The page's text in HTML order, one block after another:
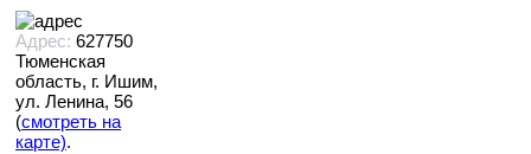
Адрес: 627750
Тюменская
область, г. Ишим,
ул. Ленина, 56
(смотреть на
карте).